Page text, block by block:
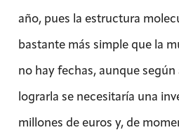
año, pues la estructura
bastante más simple que la
no hay fechas, aunque
lograrla se necesitaría una
millones de euros y, de